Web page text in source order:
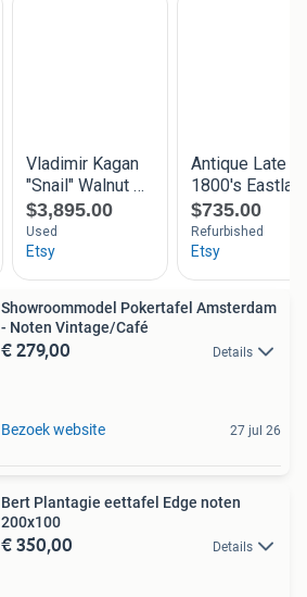
Showroommodel Pokertafel Amsterdam
- Noten Vintage/Café
€ 279,00 Details
Bezoek website 27 jul 26
Bert Plantagie eettafel Edge noten
200x100
€ 350,00 Details